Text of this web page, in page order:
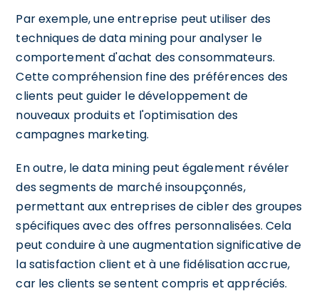
Par exemple, une entreprise peut utiliser des
techniques de data mining pour analyser le
comportement d'achat des consommateurs.
Cette compréhension fine des préférences des
clients peut guider le développement de
nouveaux produits et l'optimisation des
campagnes marketing.
En outre, le data mining peut également révéler
des segments de marché insoupçonnés,
permettant aux entreprises de cibler des groupes
spécifiques avec des offres personnalisées. Cela
peut conduire à une augmentation significative de
la satisfaction client et à une fidélisation accrue,
car les clients se sentent compris et appréciés.